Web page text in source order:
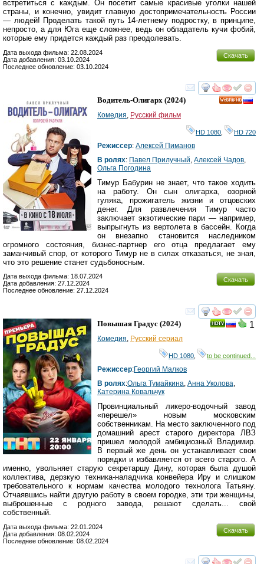
встретиться с каждым. Он посетит самые красивые уголки нашей
страны, и конечно, увидит главную достопримечательность России
— людей! Проделать такой путь 14-летнему подростку, в принципе,
непросто, а для Юга еще сложнее, ведь он обладатель кучи фобий,
которые ему придется каждый раз преодолевать.
Скачать
Дата выхода фильма: 22.08.2024
Дата добавления: 03.10.2024
Последнее обновление: 03.10.2024
смотреть
Водитель-Олигарх (2024)
Комедия Русский фильм
HD 1080 HD 720
Режиссер: Алексей Пиманов
В ролях: Павел Прилучный Алексей Чадов
Ольга Погодина
Тимур Бабурин не знает, что такое ходить
на работу. Он сын олигарха, озорной
гуляка, прожигатель жизни и отцовских
денег. Для развлечения Тимур часто
заключает экзотические пари — например,
выпрыгнуть из вертолета в бассейн. Когда
он внезапно становится наследником
огромного состояния, бизнес-партнер его отца предлагает ему
заманчивый спор, от которого Тимур не в силах отказаться, не зная,
что это решение станет судьбоносным.
Скачать
Дата выхода фильма: 18.07.2024
Дата добавления: 27.12.2024
Последнее обновление: 27.12.2024
смотреть
1
Повышая Градус (2024)
Комедия, Русский сериал
HD 1080 to be continued...
Режиссер:Георгий Малков
В ролях:Ольга Тумайкина, Анна Уколова,
Катерина Ковальчук
Провинциальный ликеро-водочный завод
«перешел» новым московским
собственникам. На место заключенного под
домашний арест старого директора ЛВЗ
пришел молодой амбициозный Владимир.
В первый же день он устанавливает свои
порядки и избавляется от всего старого. А
именно, увольняет старую секретаршу Дину, которая была душой
коллектива, дерзкую техника-наладчика конвейера Иру и слишком
требовательного к нормам качества молодого технолога Татьяну.
Отчаявшись найти другую работу в своем городке, эти три женщины,
выброшенные с родного завода, решают сделать... свой
собственный.
Скачать
Дата выхода фильма: 22.01.2024
Дата добавления: 08.02.2024
Последнее обновление: 08.02.2024